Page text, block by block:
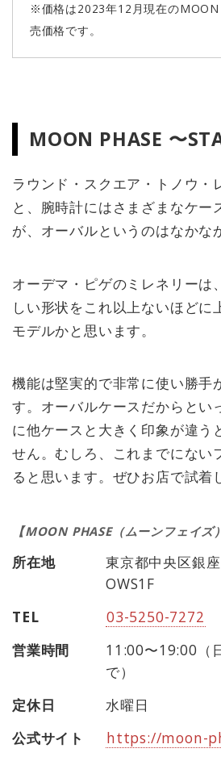
※価格は2023年12月現在のMOON
売価格です。
MOON PHASE 〜
ラウンド・スクエア・トノウ・
と、腕時計にはさまざまなケー
が、オーバルというのはなかな
オーデマ・ピゲのミレネリーは
しい形状をこれ以上ないほどに
モデルかと思います。
機能は堅実的で非常に使い勝手
す。オーバルケースだからとい
に他ケースと大きく印象が違う
せん。むしろ、これまでにない
ると思います。ぜひお店で試着
所在地
東京都中央区銀
OWS1F
TEL
03-5250-7272
営業時間
11:00〜19:00（
で）
定休日
水曜日
公式サイト
https://moon-
【MOON PHASE（ムーンフェイズ